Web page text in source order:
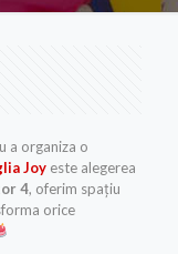
a organiza o
Joyeste alegerea
4, oferim spațiu
orice